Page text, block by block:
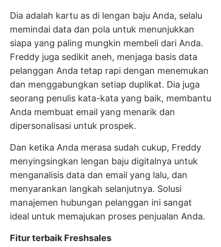
Dia adalah kartu as di lengan baju Anda, selalu
memindai data dan pola untuk menunjukkan
siapa yang paling mungkin membeli dari Anda.
Freddy juga sedikit aneh, menjaga basis data
pelanggan Anda tetap rapi dengan menemukan
dan menggabungkan setiap duplikat. Dia juga
seorang penulis kata-kata yang baik, membantu
Anda membuat email yang menarik dan
dipersonalisasi untuk prospek.
Dan ketika Anda merasa sudah cukup, Freddy
menyingsingkan lengan baju digitalnya untuk
menganalisis data dan email yang lalu, dan
menyarankan langkah selanjutnya. Solusi
manajemen hubungan pelanggan ini sangat
ideal untuk memajukan proses penjualan Anda.
Fitur terbaik Freshsales